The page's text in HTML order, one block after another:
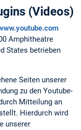
(Videos)
Amphitheatre
States betrieben
Seiten unserer
zu den Youtube-
Mitteilung an
Hierdurch wird
unserer